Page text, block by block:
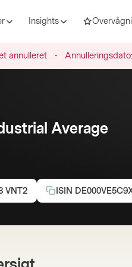
Insights
annulleret ・ Annulleringsdato:
Average
VNT2 ISIN